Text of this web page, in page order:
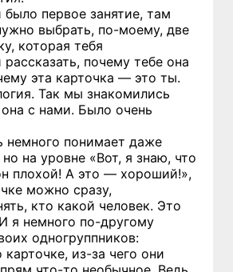
было первое занятие, там
выбрать, по-моему, две
которая тебя
рассказать, почему тебе она
эта карточка — это ты.
Так мы знакомились
с нами. Было очень
немного понимает даже
на уровне «Вот, я знаю, что
плохой! А это — хороший!»,
можно сразу,
кто какой человек. Это
я немного по-другому
одногруппников:
карточке, из-за чего они